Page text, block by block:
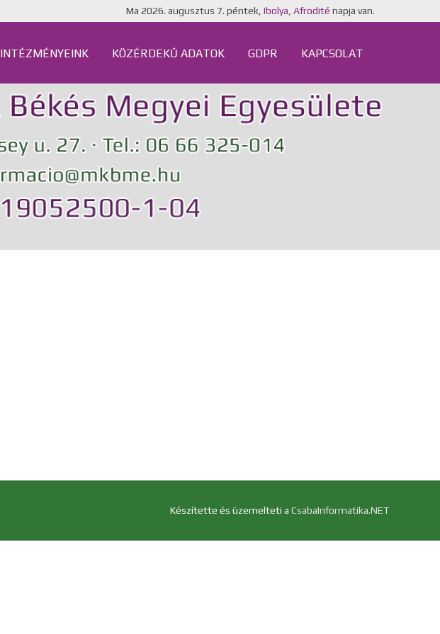
Ma 2026. augusztus 7. péntek, Ibolya, Afrodité napja van.
INTÉZMÉNYEINK KÖZÉRDEKŰ ADATOK GDPR KAPCSOLAT
Készítette és üzemelteti a CsabaInformatika.NET